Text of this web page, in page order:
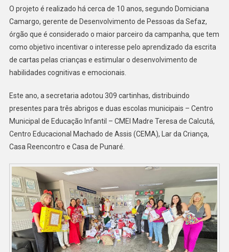
O projeto é realizado há cerca de 10 anos, segundo Domiciana
Camargo, gerente de Desenvolvimento de Pessoas da Sefaz,
órgão que é considerado o maior parceiro da campanha, que tem
como objetivo incentivar o interesse pelo aprendizado da escrita
de cartas pelas crianças e estimular o desenvolvimento de
habilidades cognitivas e emocionais.
Este ano, a secretaria adotou 309 cartinhas, distribuindo
presentes para três abrigos e duas escolas municipais – Centro
Municipal de Educação Infantil – CMEI Madre Teresa de Calcutá,
Centro Educacional Machado de Assis (CEMA), Lar da Criança,
Casa Reencontro e Casa de Punaré.